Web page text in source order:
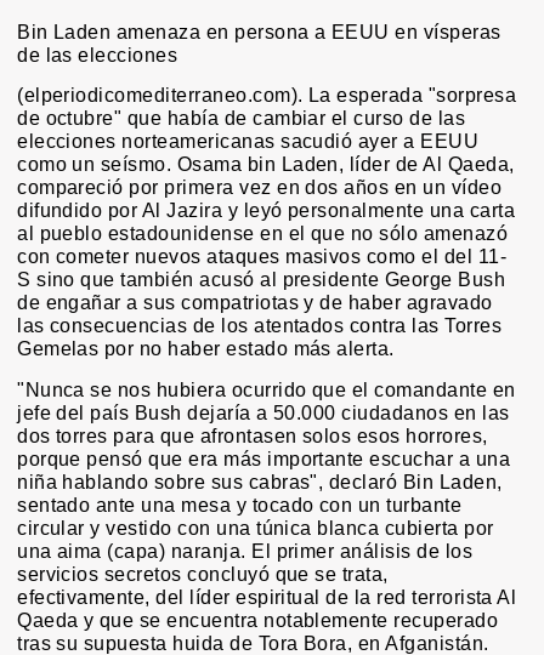
Bin Laden amenaza en persona a EEUU en vísperas
de las elecciones
(elperiodicomediterraneo.com). La esperada "sorpresa
de octubre" que había de cambiar el curso de las
elecciones norteamericanas sacudió ayer a EEUU
como un seísmo. Osama bin Laden, líder de Al Qaeda,
compareció por primera vez en dos años en un vídeo
difundido por Al Jazira y leyó personalmente una carta
al pueblo estadounidense en el que no sólo amenazó
con cometer nuevos ataques masivos como el del 11-
S sino que también acusó al presidente George Bush
de engañar a sus compatriotas y de haber agravado
las consecuencias de los atentados contra las Torres
Gemelas por no haber estado más alerta.
"Nunca se nos hubiera ocurrido que el comandante en
jefe del país Bush dejaría a 50.000 ciudadanos en las
dos torres para que afrontasen solos esos horrores,
porque pensó que era más importante escuchar a una
niña hablando sobre sus cabras", declaró Bin Laden,
sentado ante una mesa y tocado con un turbante
circular y vestido con una túnica blanca cubierta por
una aima (capa) naranja. El primer análisis de los
servicios secretos concluyó que se trata,
efectivamente, del líder espiritual de la red terrorista Al
Qaeda y que se encuentra notablemente recuperado
tras su supuesta huida de Tora Bora, en Afganistán.